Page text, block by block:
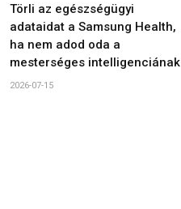
Törli az egészségügyi
adataidat a Samsung Health,
ha nem adod oda a
mesterséges intelligenciának
2026-07-15